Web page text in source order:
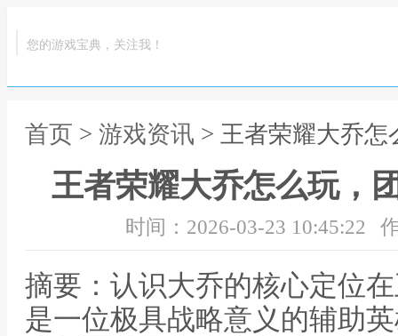
您的游戏宝典，关注我！
首页 > 游戏资讯 > 王者荣耀大乔
王者荣耀大乔怎么玩，
时间：2026-03-23 10:45:22
摘要：认识大乔的核心定位
是一位极具战略意义的辅助